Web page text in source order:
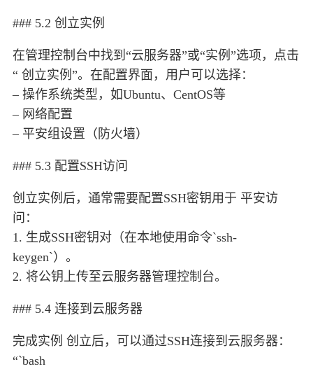
### 5.2 创立实例
在管理控制台中找到“云服务器”或“实例”选项，点击
“ 创立实例”。在配置界面，用户可以选择：
– 操作系统类型，如Ubuntu、CentOS等
– 网络配置
– 平安组设置（防火墙）
### 5.3 配置SSH访问
创立实例后，通常需要配置SSH密钥用于 平安访
问：
1. 生成SSH密钥对（在本地使用命令`ssh-
keygen`）。
2. 将公钥上传至云服务器管理控制台。
### 5.4 连接到云服务器
完成实例 创立后，可以通过SSH连接到云服务器：
“`bash